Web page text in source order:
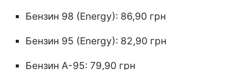
Бензин 98 (Energy): 86,90 грн
Бензин 95 (Energy): 82,90 грн
Бензин А-95: 79,90 грн